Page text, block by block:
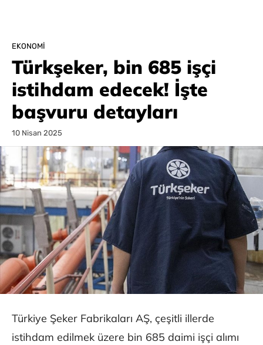
EKONOMI
Türkşeker, bin 685 işçi
istihdam edecek! İşte
başvuru detayları
10 Nisan 2025
Türkiye Şeker Fabrikaları AŞ, çeşitli illerde
istihdam edilmek üzere bin 685 daimi işçi alımı